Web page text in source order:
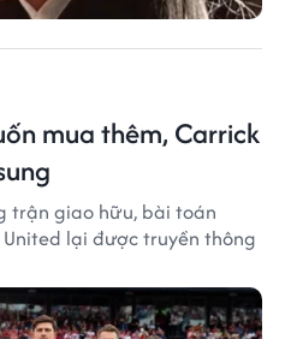
mua thêm, Carrick
trận giao hữu, bài toán
lại được truyền thông